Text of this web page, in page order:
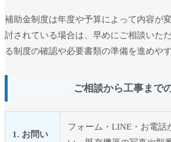
補助金制度は年度や予算によって内容が
討されている場合は、早めにご相談いた
る制度の確認や必要書類の準備を進めや
ご相談から工事まで
1. お問い
フォーム・LINE・お電話